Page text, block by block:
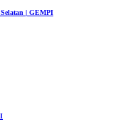
| GEMPI